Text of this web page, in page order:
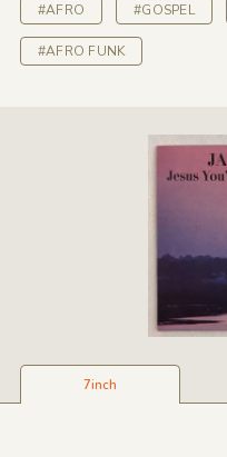
#AFRO #GOSPEL
#AFRO FUNK
7inch